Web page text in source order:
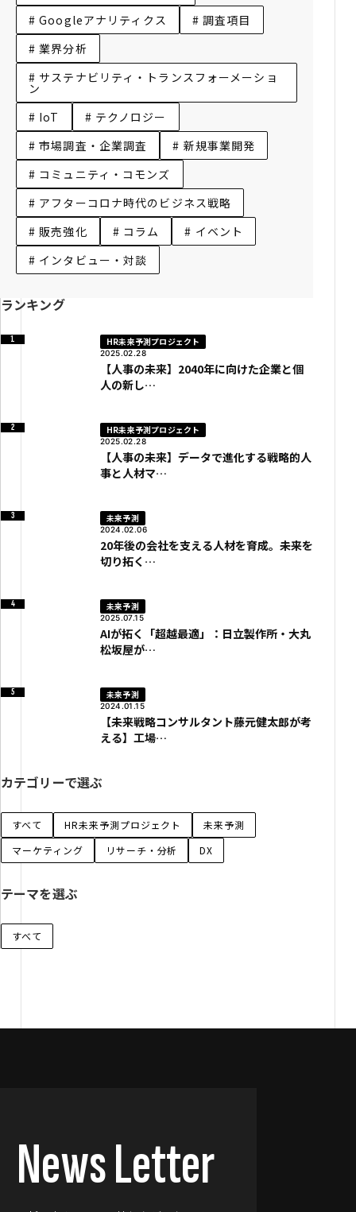
# Googleアナリティクス
# 調査項目
# 業界分析
# サステナビリティ・トランスフォーメーショ
ン
# IoT
# テクノロジー
# 市場調査・企業調査
# 新規事業開発
# コミュニティ・コモンズ
# アフターコロナ時代のビジネス戦略
# 販売強化
# コラム
# イベント
# インタビュー・対談
ランキング
HR未来予測プロジェクト
2025.02.28
【人事の未来】2040年に向けた企業と個
人の新し…
HR未来予測プロジェクト
2025.02.28
【人事の未来】データで進化する戦略的人
事と人材マ…
未来予測
2024.02.06
20年後の会社を支える人材を育成。未来を
切り拓く…
未来予測
2025.07.15
AIが拓く「超越最適」：日立製作所・大丸
松坂屋が…
未来予測
2024.01.15
【未来戦略コンサルタント藤元健太郎が考
える】工場…
カテゴリーで選ぶ
すべて HR未来予測プロジェクト
未来予測
マーケティング
リサーチ・分析 DX
テーマを選ぶ
すべて
News Letter